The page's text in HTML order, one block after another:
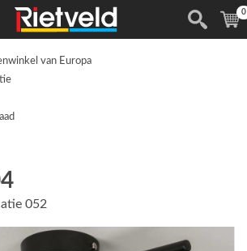
de
(
0
van Europa
052